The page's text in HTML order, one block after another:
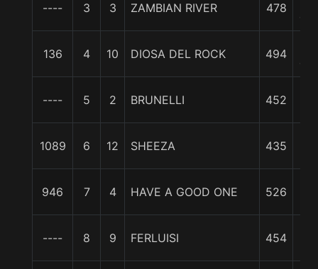
---- 3 3 ZAMBIAN RIVER 478
136 4 10 DIOSA DEL ROCK 494
---- 5 2 BRUNELLI 452
1089 6 12 SHEEZA 435
946 7 4 HAVE A GOOD ONE 526
---- 8 9 FERLUISI 454